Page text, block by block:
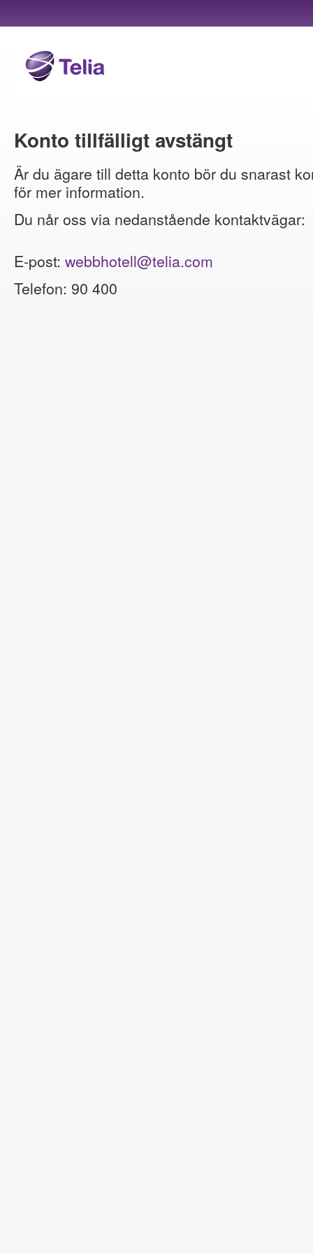
Konto tillfälligt avstängt
Är du ägare till detta konto bör du snarast
för mer information.
Du når oss via nedanstående kontaktvägar:
E-post: webbhotell@telia.com
Telefon: 90 400